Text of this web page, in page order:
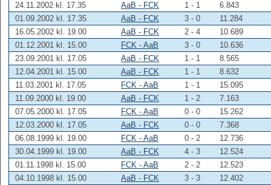
24.11.2002 kl. 17.35
AaB - FCK 1 - 1
6.843
01.09.2002 kl. 17.35
AaB - FCK 3 - 0
11.284
16.05.2002 kl. 19.00
AaB - FCK 2 - 4
10.689
01.12.2001 kl. 15.00
FCK - AaB 3 - 0
10.636
23.09.2001 kl. 17.05
AaB - FCK 1 - 1
8.565
12.04.2001 kl. 15.00
AaB - FCK 1 - 1
8.632
11.03.2001 kl. 17.05
FCK - AaB 1 - 1
15.095
11.09.2000 kl. 19.00
AaB - FCK 1 - 2
7.163
07.05.2000 kl. 17.05
FCK - AaB 0 - 0
15.262
12.03.2000 kl. 17.05
AaB - FCK 0 - 0
7.368
06.08.1999 kl. 19.00
FCK - AaB 0 - 2
12.736
30.04.1999 kl. 19.00
AaB - FCK 4 - 3
12.524
01.11.1998 kl. 15.00
FCK - AaB 2 - 2
12.523
04.10.1998 kl. 15.00
AaB - FCK 3 - 3
12.402